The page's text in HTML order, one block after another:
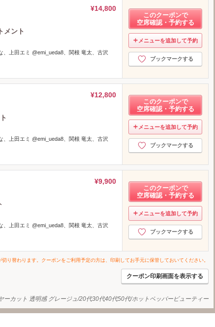
¥14,800
メント
上田エミ @emi_ueda8、関根 竜太、古沢
このクーポンで
空席確認・予約する
メニューを追加して予約
ブックマークする
¥12,800
上田エミ @emi_ueda8、関根 竜太、古沢
このクーポンで
空席確認・予約する
メニューを追加して予約
ブックマークする
¥9,900
上田エミ @emi_ueda8、関根 竜太、古沢
このクーポンで
空席確認・予約する
メニューを追加して予約
ブックマークする
り替わります。クーポンをご利用予定の方は、印刷してお手元に保管しておいてください。
クーポン印刷画面を表示する
ーカット 透明感 グレージュ/20代30代40代50代/ホットペッパービューティー